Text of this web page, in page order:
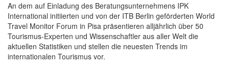
An dem auf Einladung des Beratungsunternehmens IPK
International initiierten und von der ITB Berlin geförderten World
Travel Monitor Forum in Pisa präsentieren alljährlich über 50
Tourismus-Experten und Wissenschaftler aus aller Welt die
aktuellen Statistiken und stellen die neuesten Trends im
internationalen Tourismus vor.